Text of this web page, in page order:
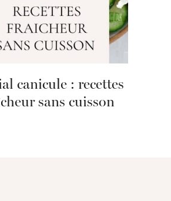
canicule : recettes
sans cuisson